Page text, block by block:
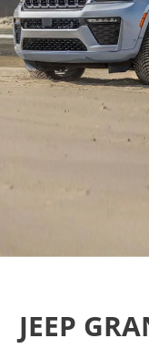
JEEP